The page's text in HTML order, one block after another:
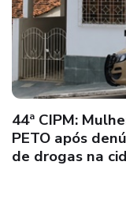
Suspeito
distrito de
Freitas;